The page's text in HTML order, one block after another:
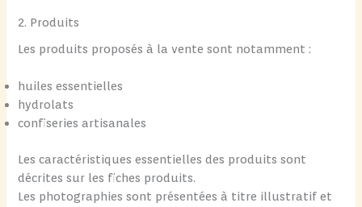
2. Produits
Les produits proposés à la vente sont notamment :
huiles essentielles
hydrolats
confiseries artisanales
Les caractéristiques essentielles des produits sont
décrites sur les fiches produits.
Les photographies sont présentées à titre illustratif et